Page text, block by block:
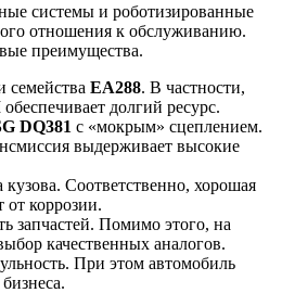
системы и роботизированные
отношения к обслуживанию.
преимущества.
семейства EA288. В частности,
долгий ресурс.
DQ381 с «мокрым» сцеплением.
выдерживает высокие
кузова. Соответственно, хорошая
от коррозии.
запчастей. Помимо этого, на
качественных аналогов.
При этом автомобиль